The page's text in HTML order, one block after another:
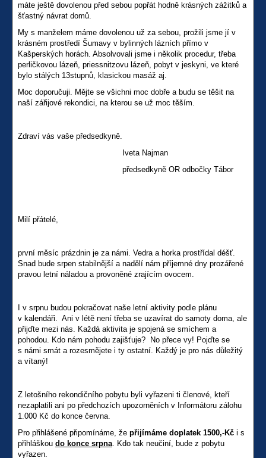
máte ještě dovolenou před sebou popřát hodně krásných zážitků a
šťastný návrat domů.
My s manželem máme dovolenou už za sebou, prožili jsme jí v
krásném prostředí Šumavy v bylinných lázních přímo v
Kašperských horách. Absolvovali jsme i několik procedur, třeba
perličkovou lázeň, priessnitzovu lázeň, pobyt v jeskyni, ve které
bylo stálých 13stupnů, klasickou masáž aj.
Moc doporučuji. Mějte se všichni moc dobře a budu se těšit na
naší zářijové rekondici, na kterou se už moc těším.
Zdraví vás vaše předsedkyně.
Iveta Najman
předsedkyně OR odbočky Tábor
Milí přátelé,
první měsíc prázdnin je za námi. Vedra a horka prostřídal déšť.
Snad bude srpen stabilnější a nadělí nám příjemné dny prozářené
pravou letní náladou a provoněné zrajícím ovocem.
I v srpnu budou pokračovat naše letní aktivity podle plánu
v kalendáři. Ani v létě není třeba se uzavírat do samoty doma, ale
přijďte mezi nás. Každá aktivita je spojená se smíchem a
pohodou. Kdo nám pohodu zajišťuje? No přece vy! Pojďte se
s námi smát a rozesmějete i ty ostatní. Každý je pro nás důležitý
a vítaný!
Z letošního rekondičního pobytu byli vyřazeni ti členové, kteří
nezaplatili ani po předchozích upozorněních v Informátoru zálohu
1.000 Kč do konce června.
Pro přihlášené připomínáme, že přijímáme doplatek 1500,-Kč i s
přihláškou do konce srpna. Kdo tak neučiní, bude z pobytu
vyřazen.